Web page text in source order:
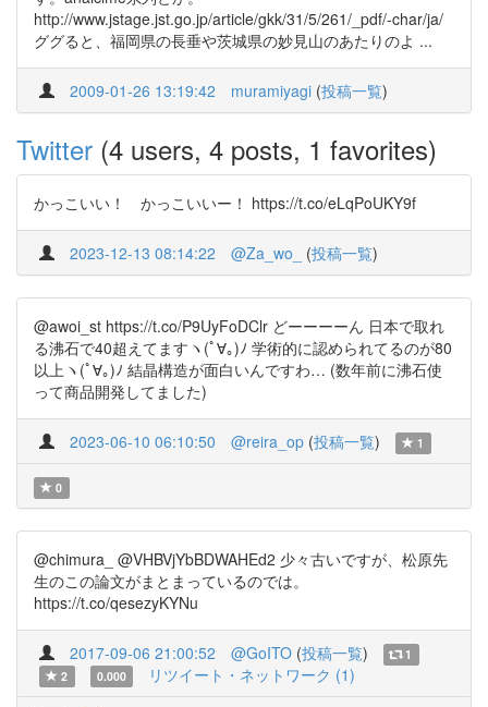
http://www.jstage.jst.go.jp/article/gkk/31/5/261/_pdf/-char/ja/
ググると、福岡県の長垂や茨城県の妙見山のあたりのよ ...
2009-01-26 13:19:42 muramiyagi (投稿一覧)
Twitter (4 users, 4 posts, 1 favorites)
かっこいい！ かっこいいー！ https://t.co/eLqPoUKY9f
2023-12-13 08:14:22 @Za_wo_ (投稿一覧)
@awoi_st https://t.co/P9UyFoDClr どーーーーん 日本で取れ
る沸石で40超えてますヽ(ﾟ∀｡)ﾉ 学術的に認められてるのが80
以上ヽ(ﾟ∀｡)ﾉ 結晶構造が面白いんですわ… (数年前に沸石使
って商品開発してました)
2023-06-10 06:10:50 @reira_op (投稿一覧) 1
0
@chimura_ @VHBVjYbBDWAHEd2 少々古いですが、松原先
生のこの論文がまとまっているのでは。
https://t.co/qesezyKYNu
2017-09-06 21:00:52 @GoITO (投稿一覧)
1
2
0.000 リツイート・ネットワーク (1)